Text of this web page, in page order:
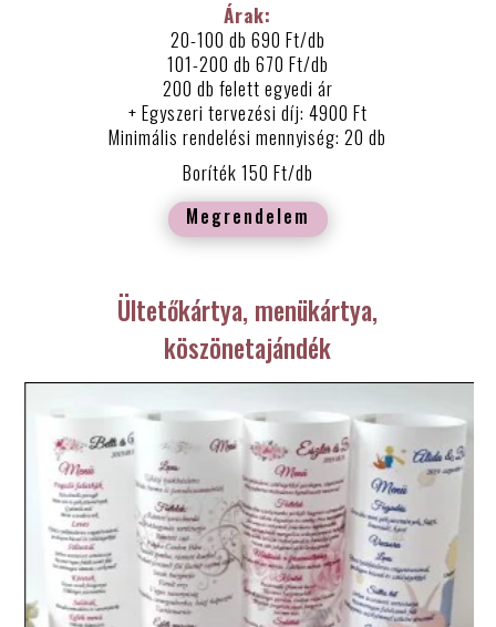
Árak:
20-100 db 690 Ft/db
101-200 db 670 Ft/db
200 db felett egyedi ár
+ Egyszeri tervezési díj: 4900 Ft
Minimális rendelési mennyiség: 20 db
Boríték 150 Ft/db
Megrendelem
Ültetőkártya, menükártya,
köszönetajándék